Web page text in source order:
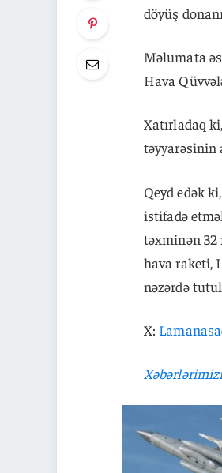
döyüş
Məlumata
Hava
Xatırladaq
təyyarəsinin
Qeyd edək
istifadə
təxminən 32
hava raketi,
nəzərdə
X: